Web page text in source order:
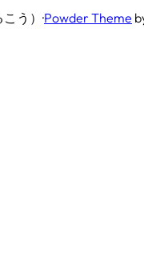
う） ·Powder Theme